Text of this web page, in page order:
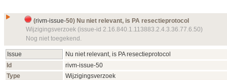
(rivm-issue-50) Nu niet relevant, is PA resectieprotocol
Wijzigingsverzoek (issue-id 2.16.840.1.113883.2.4.3.36.77.6.50)
Nog niet toegekend.
Issue
Nu niet relevant, is PA resectieprotocol
Id
rivm-issue-50
Type
Wijzigingsverzoek